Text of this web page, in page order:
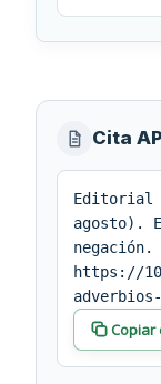
editorial
cita
Cita
Editorial
agosto).
negación.
https://
Copiar